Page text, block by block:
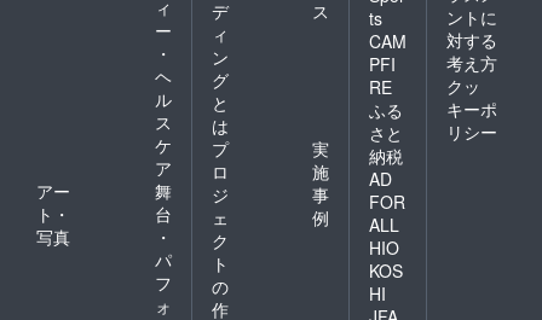
ィ
ー
・
ヘ
ル
ス
ケ
ア
アー
ト・
写真
舞
台
・
パ
フ
ォ
デ
ィ
ン
グ
と
は
ス
プ
ロ
ジ
ェ
ク
ト
の
作
実
施
事
例
ts
CAM
PFI
RE
ふる
さと
納税
AD
FOR
ALL
HIO
KOS
HI
ントに
対する
考え方
クッ
キーポ
リシー